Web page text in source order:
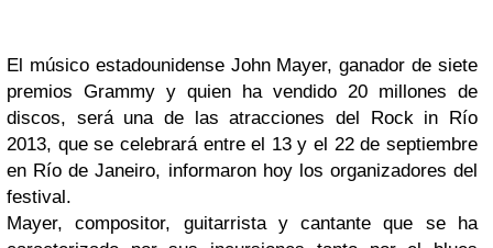
El músico estadounidense John Mayer, ganador de siete
premios Grammy y quien ha vendido 20 millones de
discos, será una de las atracciones del Rock in Río
2013, que se celebrará entre el 13 y el 22 de septiembre
en Río de Janeiro, informaron hoy los organizadores del
festival.
Mayer, compositor, guitarrista y cantante que se ha